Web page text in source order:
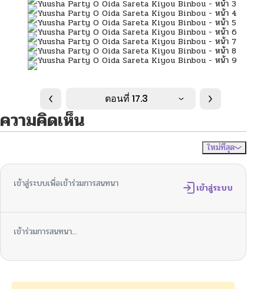
ตอนที่ 17.3
ความคิดเห็น
ใหม่ที่สุด
เข้าสู่ระบบเพื่อเข้าร่วมการสนทนา เข้าสู่ระบบ
เข้าร่วมการสนทนา...